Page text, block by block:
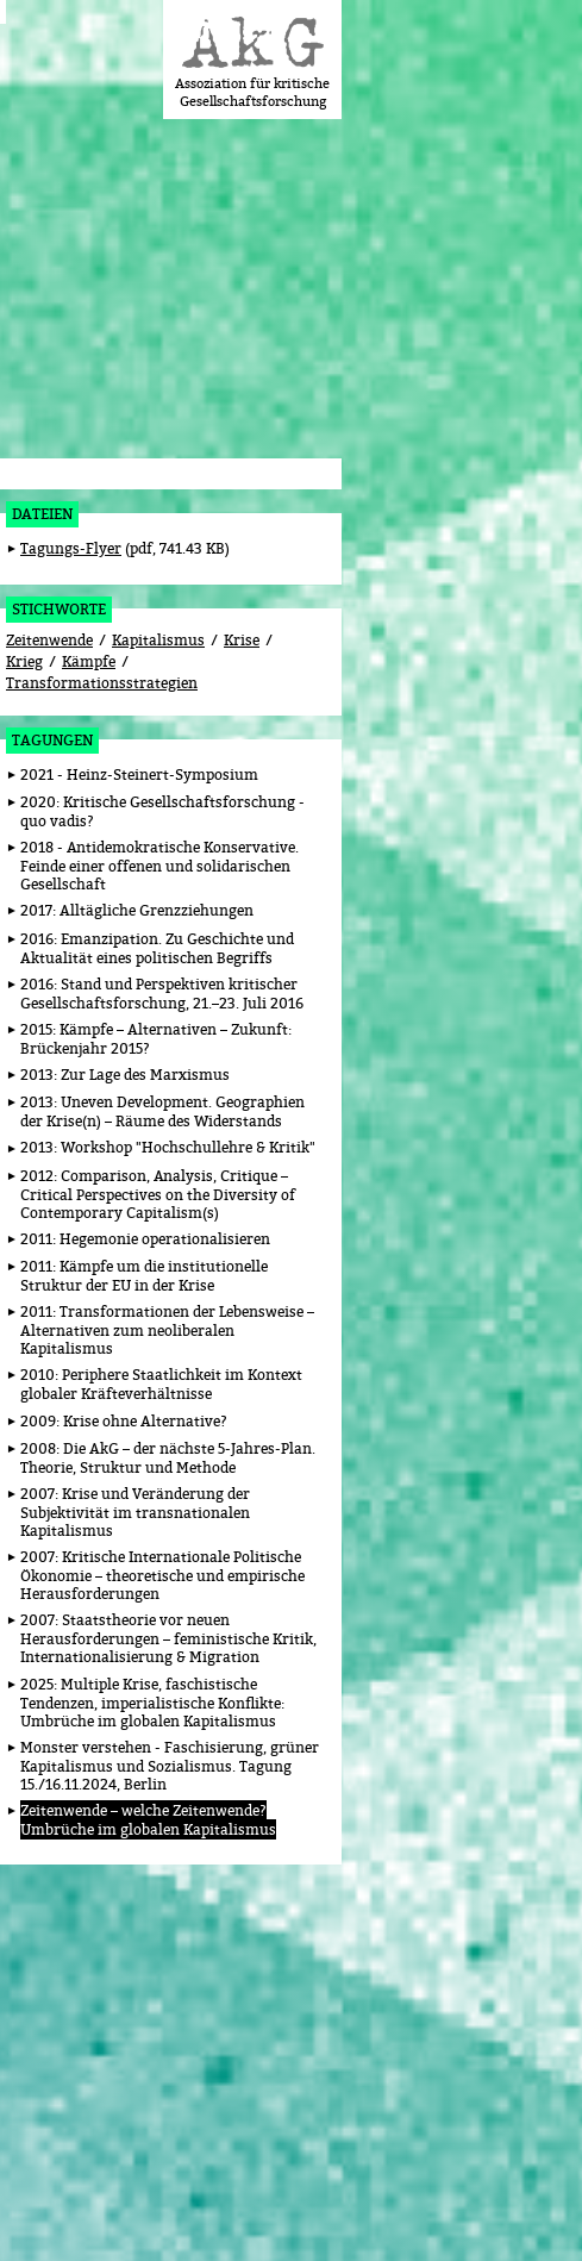
Assoziation für kritische
Gesellschaftsforschung
DATEIEN
Tagungs-Flyer pdf, 741.43 KB
STICHWORTE
Zeitenwende
Kapitalismus
Krise
Krieg
Kämpfe
Transformationsstrategien
TAGUNGEN
2021 - Heinz-Steinert-Symposium
2020: Kritische Gesellschaftsforschung -
quo vadis?
2018 - Antidemokratische Konservative.
Feinde einer offenen und solidarischen
Gesellschaft
2017: Alltägliche Grenzziehungen
2016: Emanzipation. Zu Geschichte und
Aktualität eines politischen Begriffs
2016: Stand und Perspektiven kritischer
Gesellschaftsforschung, 21.–23. Juli 2016
2015: Kämpfe – Alternativen – Zukunft:
Brückenjahr 2015?
2013: Zur Lage des Marxismus
2013: Uneven Development. Geographien
der Krise(n) – Räume des Widerstands
2013: Workshop "Hochschullehre & Kritik"
2012: Comparison, Analysis, Critique –
Critical Perspectives on the Diversity of
Contemporary Capitalism(s)
2011: Hegemonie operationalisieren
2011: Kämpfe um die institutionelle
Struktur der EU in der Krise
2011: Transformationen der Lebensweise –
Alternativen zum neoliberalen
Kapitalismus
2010: Periphere Staatlichkeit im Kontext
globaler Kräfteverhältnisse
2009: Krise ohne Alternative?
2008: Die AkG – der nächste 5-Jahres-Plan.
Theorie, Struktur und Methode
2007: Krise und Veränderung der
Subjektivität im transnationalen
Kapitalismus
2007: Kritische Internationale Politische
Ökonomie – theoretische und empirische
Herausforderungen
2007: Staatstheorie vor neuen
Herausforderungen – feministische Kritik,
Internationalisierung & Migration
2025: Multiple Krise, faschistische
Tendenzen, imperialistische Konflikte:
Umbrüche im globalen Kapitalismus
Monster verstehen - Faschisierung, grüner
Kapitalismus und Sozialismus. Tagung
15./16.11.2024, Berlin
Zeitenwende – welche Zeitenwende?
Umbrüche im globalen Kapitalismus